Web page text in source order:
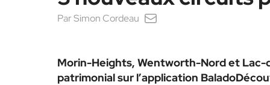
ParSimon Cordeau
Morin-Heights, Wentworth-Nord et Lac-
patrimonial sur l’application